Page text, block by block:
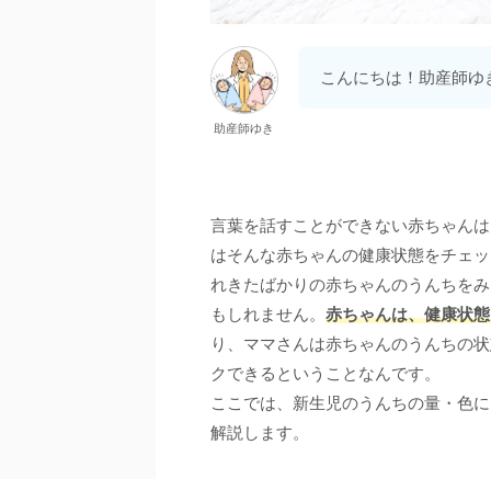
助産師ゆき
こんにちは！助産師ゆ
言葉を話すことができない赤ちゃん
はそんな赤ちゃんの健康状態をチェ
れきたばかりの赤ちゃんのうんちを
もしれません。 赤ちゃんは、健康状
り、ママさんは赤ちゃんのうんちの
クできるということなんです。
ここでは、新生児のうんちの量・色
解説します。